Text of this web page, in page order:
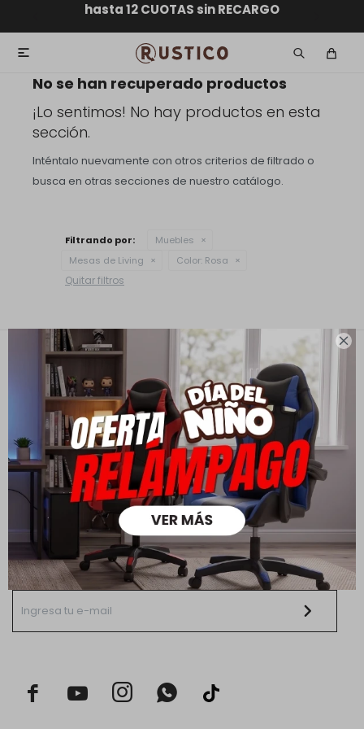

ENVÍOS A TODO EL PAÍS
GARANTÍA DE DEVOLUCIÓN
hasta 12 CUOTAS sin RECARGO
ENVÍO GRATIS dentro de MONTEVIDEO en compras

No se han recuperado productos
¡Lo sentimos! No hay productos en esta
sección.
Inténtalo nuevamente con otros criterios de filtrado o
busca en otras secciones de nuestro catálogo.
Filtrando por:
Muebles
Mesas de Living
Color: Rosa
Quitar filtros
Enterate primero de novedades,
oportunidades, promociones y mas.
Suscribite a nuestro newsletter.
  
Contacto
Empresa
Compra
Mi cuenta